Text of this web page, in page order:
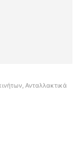
Ανταλλακτικά